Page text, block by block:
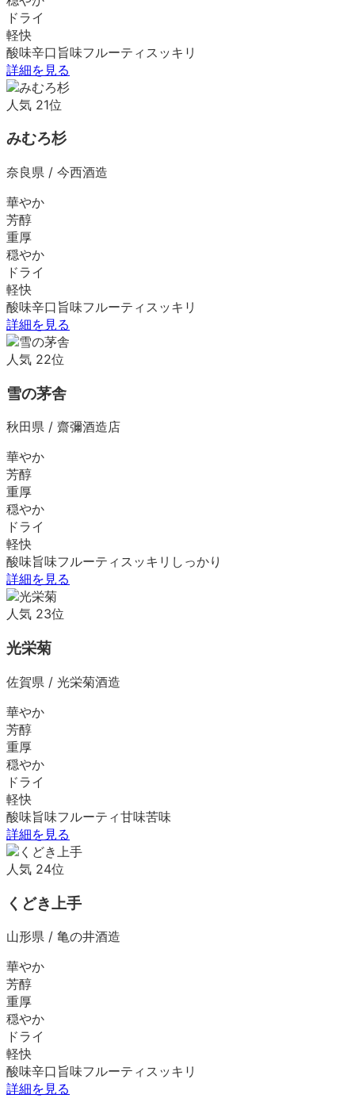
ドライ
軽快
酸味辛口 旨味フルーティ スッキリ
詳細を見る
人気 21位
みむろ杉
奈良県 / 今西酒造
華やか
芳醇
重厚
穏やか
ドライ
軽快
酸味辛口 旨味フルーティ スッキリ
詳細を見る
人気 22位
雪の茅舎
秋田県 / 齋彌酒造店
華やか
芳醇
重厚
穏やか
ドライ
軽快
酸味旨味フルーティ スッキリ しっかり
詳細を見る
人気 23位
光栄菊
佐賀県 / 光栄菊酒造
華やか
芳醇
重厚
穏やか
ドライ
軽快
酸味旨味フルーティ甘味苦味
詳細を見る
人気 24位
くどき上手
山形県 / 亀の井酒造
華やか
芳醇
重厚
穏やか
ドライ
軽快
酸味辛口 旨味フルーティ スッキリ
詳細を見る